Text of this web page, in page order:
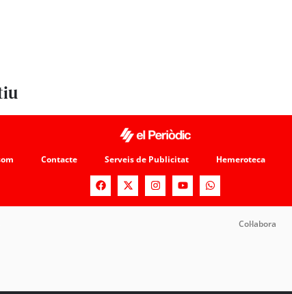
Contacte Serveis de Publicitat Hemeroteca
Col·labora